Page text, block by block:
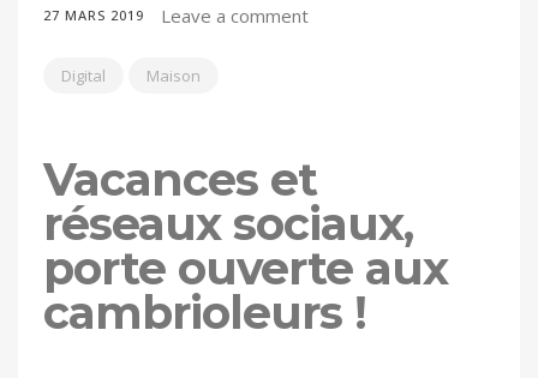
27 MARS 2019 Leave a comment
Digital Maison
Vacances et
réseaux sociaux,
porte ouverte aux
cambrioleurs !